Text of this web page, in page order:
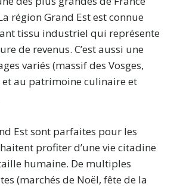
région Grand Est est connue
tissu industriel qui représente
de revenus. C’est aussi une
variés (massif des Vosges,
au patrimoine culinaire et
Est sont parfaites pour les
profiter d’une vie citadine
humaine. De multiples
(marchés de Noël, fête de la